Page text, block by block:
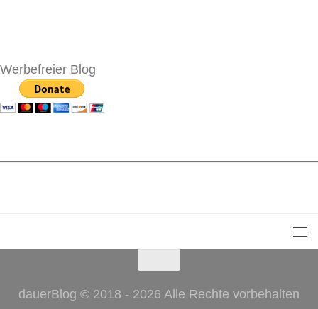
Werbefreier Blog
dauerBlog © 2018 - 2026 Alle Rechte vorbehalten